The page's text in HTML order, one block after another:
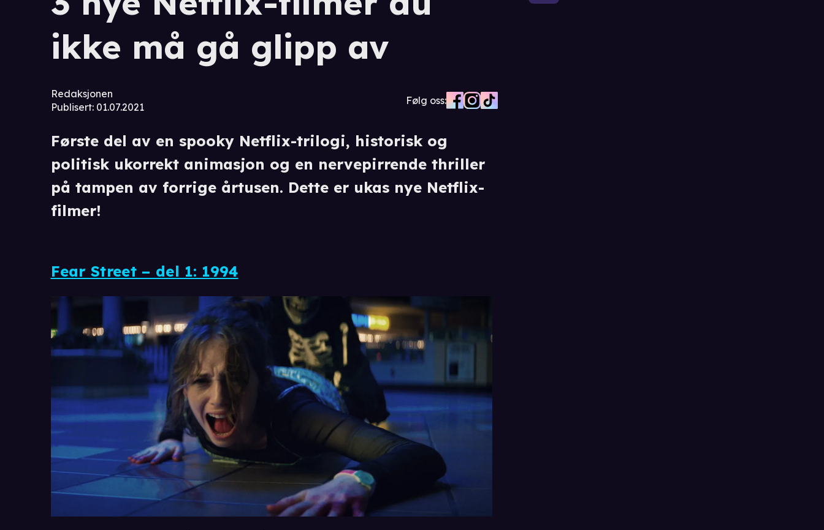
ikke må gå glipp av
Redaksjonen
Publisert: 01.07.2021
Følg oss:
Første del av en spooky Netflix-trilogi, historisk og
politisk ukorrekt animasjon og en nervepirrende thriller
på tampen av forrige årtusen. Dette er ukas nye Netflix-
filmer!
Fear Street – del 1: 1994